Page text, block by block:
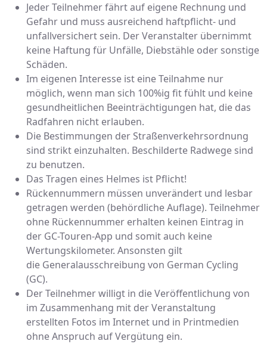
Jeder Teilnehmer fährt auf eigene Rechnung und
Gefahr und muss ausreichend haftpflicht- und
unfallversichert sein. Der Veranstalter übernimmt
keine Haftung für Unfälle, Diebstähle oder sonstige
Schäden.
Im eigenen Interesse ist eine Teilnahme nur
möglich, wenn man sich 100%ig fit fühlt und keine
gesundheitlichen Beeinträchtigungen hat, die das
Radfahren nicht erlauben.
Die Bestimmungen der Straßenverkehrsordnung
sind strikt einzuhalten. Beschilderte Radwege sind
zu benutzen.
Das Tragen eines Helmes ist Pflicht!
Rückennummern müssen unverändert und lesbar
getragen werden (behördliche Auflage). Teilnehmer
ohne Rückennummer erhalten keinen Eintrag in
der GC-Touren-App und somit auch keine
Wertungskilometer. Ansonsten gilt
die Generalausschreibung von German Cycling
(GC).
Der Teilnehmer willigt in die Veröffentlichung von
im Zusammenhang mit der Veranstaltung
erstellten Fotos im Internet und in Printmedien
ohne Anspruch auf Vergütung ein.